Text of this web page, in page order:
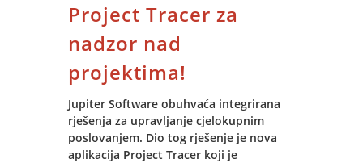
organizacijom Treasure Hunt-a. U
avanturi potrage za blagom djelatnici
će moći pokazati poslovne vještine:
brainstorming, komunikacijske vještine,
Nagrade najboljima pripremili smo uz
pomoć naših partnera: Bijelić CO,
Kandit i Pivovara Osijek .
Project Tracer za
nadzor nad
projektima!
Jupiter Software obuhvaća integrirana
rješenja za upravljanje cjelokupnim
poslovanjem. Dio tog rješenje je nova
aplikacija Project Tracer koji je